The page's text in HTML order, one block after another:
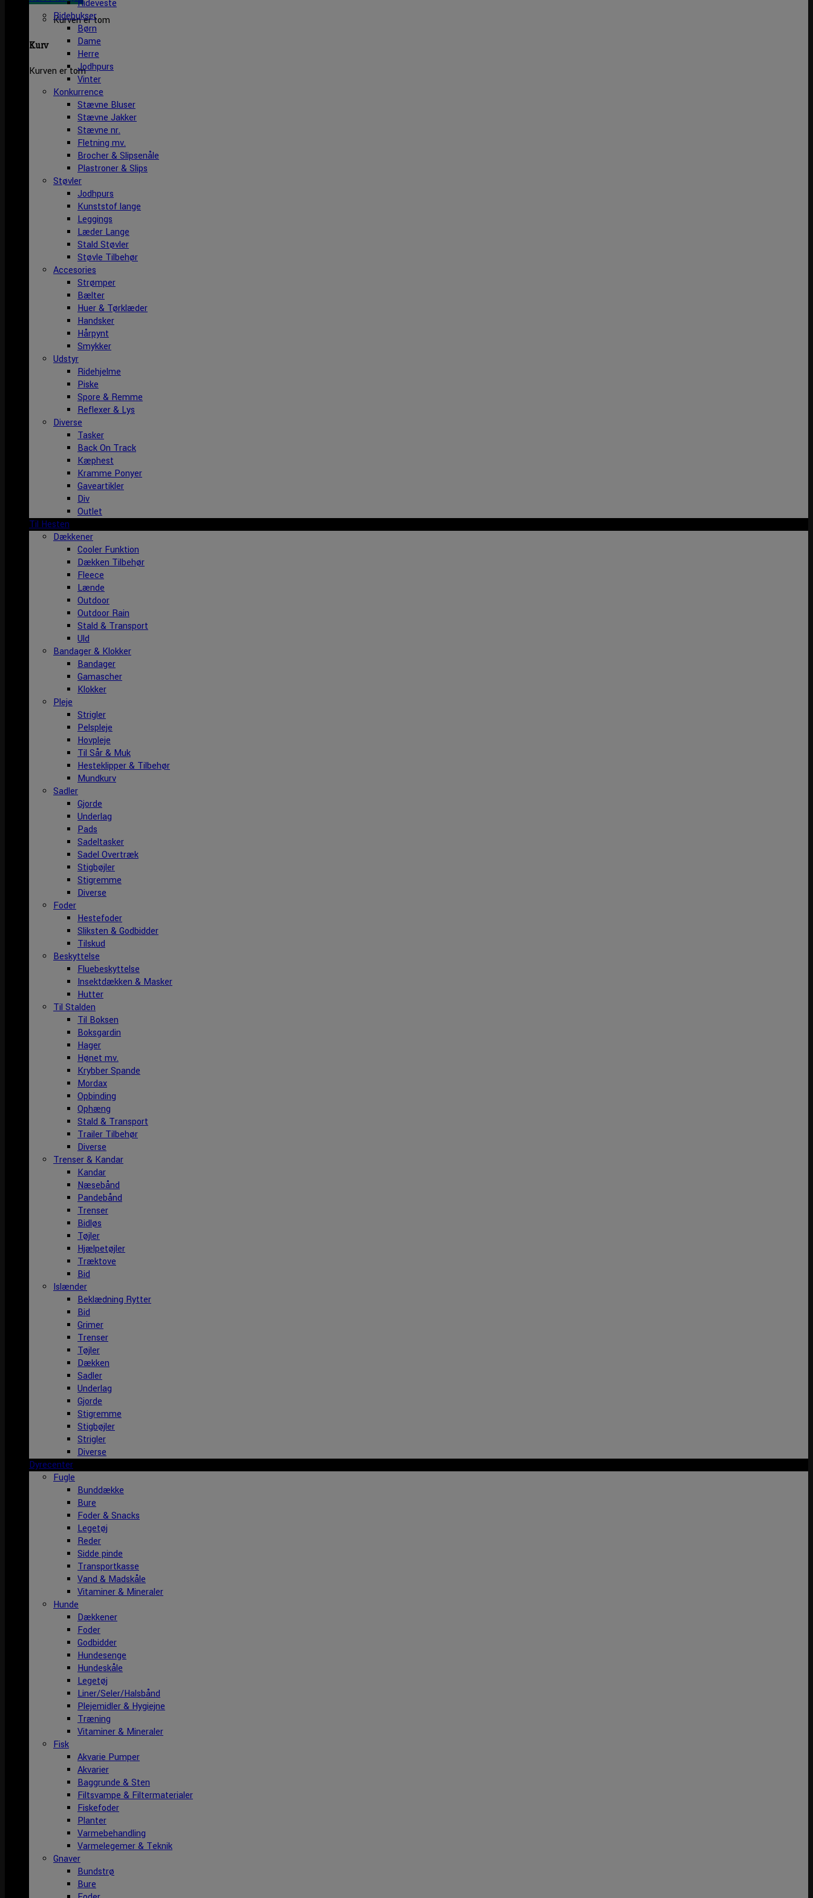
Kurven er tom
Kurv
Kurven er tom
Rideveste
Ridebukser
Børn
Dame
Herre
Jodhpurs
Vinter
Konkurrence
Stævne Bluser
Stævne Jakker
Stævne nr.
Fletning mv.
Brocher & Slipsenåle
Plastroner & Slips
Støvler
Jodhpurs
Kunststof lange
Leggings
Læder Lange
Stald Støvler
Støvle Tilbehør
Accesories
Strømper
Bælter
Huer & Tørklæder
Handsker
Hårpynt
Smykker
Udstyr
Ridehjelme
Piske
Spore & Remme
Reflexer & Lys
Diverse
Tasker
Back On Track
Kæphest
Kramme Ponyer
Gaveartikler
Div
Outlet
Til Hesten
Dækkener
Cooler Funktion
Dækken Tilbehør
Fleece
Lænde
Outdoor
Outdoor Rain
Stald & Transport
Uld
Bandager & Klokker
Bandager
Gamascher
Klokker
Pleje
Strigler
Pelspleje
Hovpleje
Til Sår & Muk
Hesteklipper & Tilbehør
Mundkurv
Sadler
Gjorde
Underlag
Pads
Sadeltasker
Sadel Overtræk
Stigbøjler
Stigremme
Diverse
Foder
Hestefoder
Sliksten & Godbidder
Tilskud
Beskyttelse
Fluebeskyttelse
Insektdækken & Masker
Hutter
Til Stalden
Til Boksen
Boksgardin
Hager
Hønet mv.
Krybber Spande
Mordax
Opbinding
Ophæng
Stald & Transport
Trailer Tilbehør
Diverse
Trenser & Kandar
Kandar
Næsebånd
Pandebånd
Trenser
Bidløs
Tøjler
Hjælpetøjler
Træktove
Bid
Islænder
Beklædning Rytter
Bid
Grimer
Trenser
Tøjler
Dækken
Sadler
Underlag
Gjorde
Stigremme
Stigbøjler
Strigler
Diverse
Dyrecenter
Fugle
Bunddække
Bure
Foder & Snacks
Legetøj
Reder
Sidde pinde
Transportkasse
Vand & Madskåle
Vitaminer & Mineraler
Hunde
Dækkener
Foder
Godbidder
Hundesenge
Hundeskåle
Legetøj
Liner/Seler/Halsbånd
Plejemidler & Hygiejne
Træning
Vitaminer & Mineraler
Fisk
Akvarie Pumper
Akvarier
Baggrunde & Sten
Filtsvampe & Filtermaterialer
Fiskefoder
Planter
Varmebehandling
Varmelegemer & Teknik
Gnaver
Bundstrø
Bure